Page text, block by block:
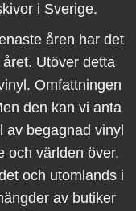
i Sverige.
åren har det
Utöver detta
Omfattningen
den kan vi anta
begagnad vinyl
och världen över.
och utomlands i
av butiker